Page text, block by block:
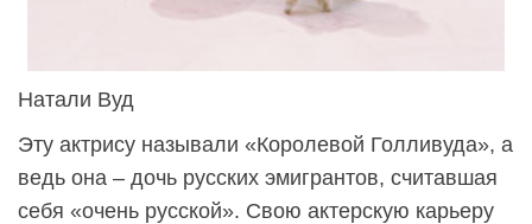
Натали Вуд
Эту актрису называли «Королевой Голливуда», а
ведь она – дочь русских эмигрантов, считавшая
себя «очень русской». Свою актерскую карьеру